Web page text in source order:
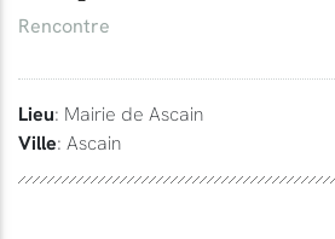
Rencontre
Lieu: Mairie de Ascain
Ville: Ascain